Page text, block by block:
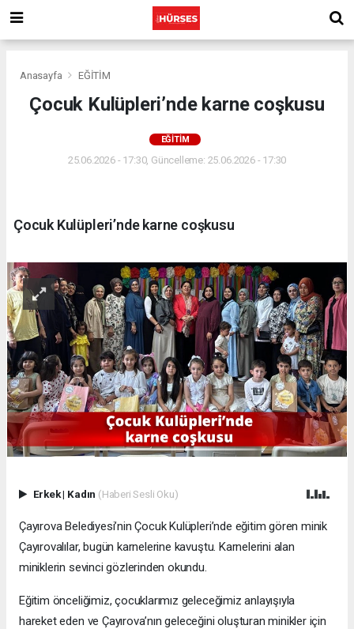
Anasayfa EĞİTİM
Çocuk Kulüpleri’nde karne coşkusu
EĞİTİM
25.06.2026 - 17:30, Güncelleme: 25.06.2026 - 17:30
Çocuk Kulüpleri’nde karne coşkusu
Erkek| Kadın (Haberi Sesli Oku)
Çayırova Belediyesi’nin Çocuk Kulüpleri’nde eğitim gören minik
Çayırovalılar, bugün karnelerine kavuştu. Karnelerini alan
miniklerin sevinci gözlerinden okundu.
Eğitim önceliğimiz, çocuklarımız geleceğimiz anlayışıyla
hareket eden ve Çayırova’nın geleceğini oluşturan minikler için